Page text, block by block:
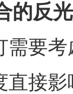
的反
需要
直接